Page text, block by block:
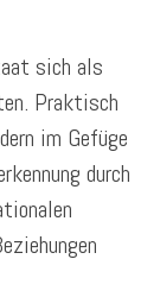
sich als
Praktisch
im Gefüge
durch